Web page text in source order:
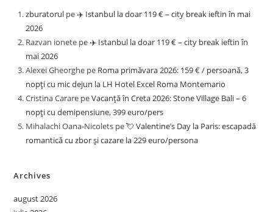
zburatorul pe ✈️ Istanbul la doar 119 € – city break ieftin în mai
2026
Razvan ionete pe ✈️ Istanbul la doar 119 € – city break ieftin în
mai 2026
Alexei Gheorghe pe Roma primăvara 2026: 159 € / persoană, 3
nopți cu mic dejun la LH Hotel Excel Roma Montemario
Cristina Carare peVacanță în Creta 2026: Stone Village Bali – 6
nopți cu demipensiune, 399 euro/pers
Mihalachi Oana-Nicolets pe💘 Valentine’s Day la Paris: escapadă
romantică cu zbor și cazare la 229 euro/persona
Archives
august 2026